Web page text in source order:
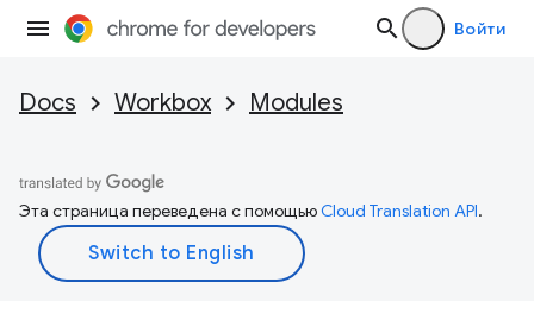
Войти
Docs Workbox Modules
Эта страница переведена с помощьюCloud Translation API.